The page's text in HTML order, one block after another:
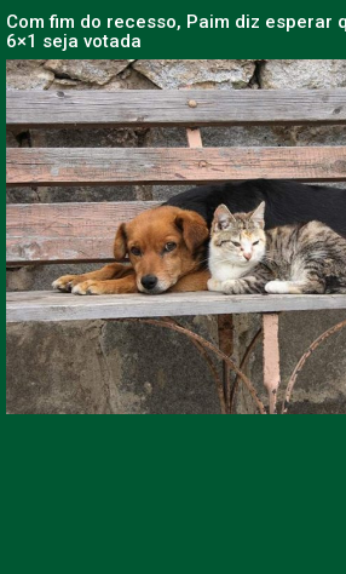
Com fim do recesso, Paim diz esperar
6×1 seja votada